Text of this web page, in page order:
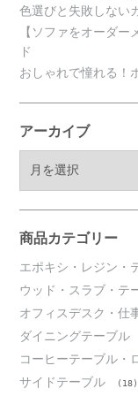
色選びと失敗しない
【ソファをオーダ
ド
おしゃれで憧れる！
アーカイブ
ブ
商品カテゴリー
エポキシ・レジン・
ウッド・スラブ・テ
オフィスデスク・仕
ダイニングテーブル
コーヒーテーブル・
サイドテーブル (18)